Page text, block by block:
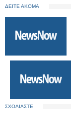
ΔΕΙΤΕ ΑΚΟΜΑ
ΣΧΟΛΙΑΣΤΕ